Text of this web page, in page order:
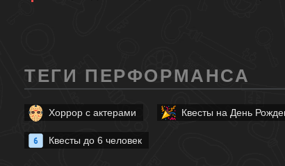
ТЕГИ ПЕРФОРМАНСА
Хоррор с актерами Квесты на День
Квесты до 6 человек